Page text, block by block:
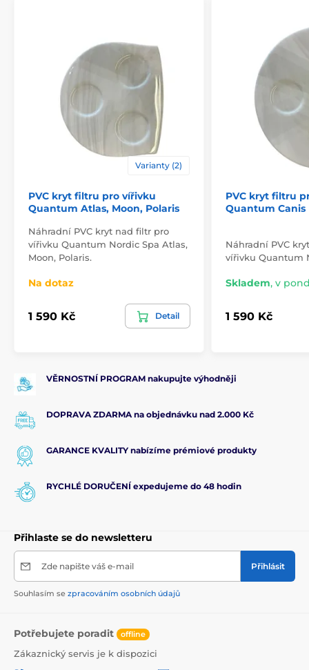
Varianty (2)
PVC kryt filtru pro vířivku
Quantum Atlas, Moon, Polaris
Náhradní PVC kryt nad filtr pro
vířivku Quantum Nordic Spa Atlas,
Moon, Polaris.
Na dotaz
1 590 Kč Detail
PVC kryt filtru
Quantum Canis
Náhradní PVC
vířivku Quantum
Skladem, v
1 590 Kč
VĚRNOSTNÍ PROGRAM nakupujte výhodněji
DOPRAVA ZDARMA na objednávku nad 2.000 Kč
GARANCE KVALITY nabízíme prémiové produkty
RYCHLÉ DORUČENÍ expedujeme do 48 hodin
Přihlaste se do newsletteru
Zde napište váš e-mail Přihlásit
Souhlasím se zpracováním osobních údajů
Potřebujete poradit offline
Zákaznický servis je k dispozici